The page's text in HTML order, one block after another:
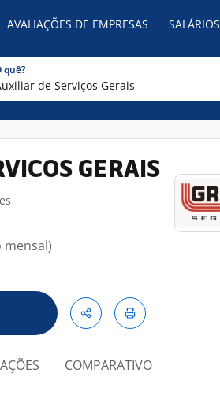
AVALIAÇÕES DE EMPRESAS SALÁRIOS
quê?
GERAIS
mensal)
COMPARATIVO